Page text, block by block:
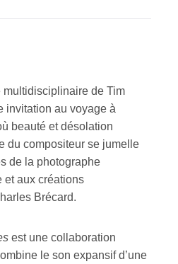
de Tim
invitation au voyage à
beauté et désolation
du compositeur se jumelle
de la photographe
et aux créations
Brécard.
est une collaboration
le son expansif d’une